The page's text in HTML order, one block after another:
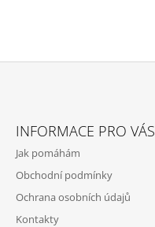
INFORMACE PRO VÁS
Jak pomáhám
Obchodní podmínky
Ochrana osobních údajů
Kontakty